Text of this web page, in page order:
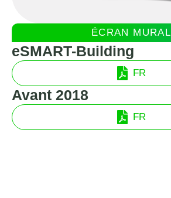
ÉCRAN MURAL
eSMART-Building
FR
Avant 2018
FR